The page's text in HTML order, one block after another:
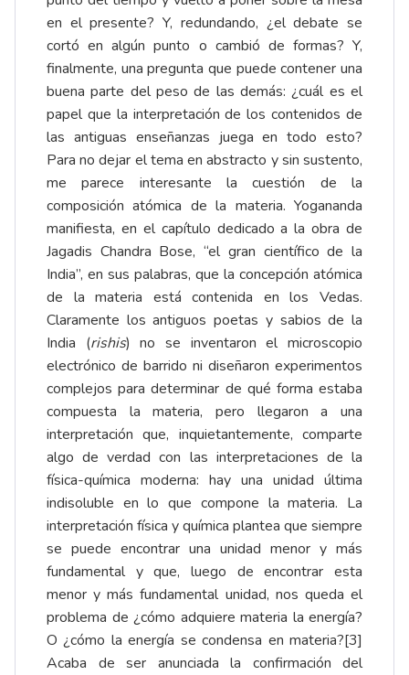
en el presente? Y, redundando, ¿el debate se
cortó en algún punto o cambió de formas? Y,
finalmente, una pregunta que puede contener una
buena parte del peso de las demás: ¿cuál es el
papel que la interpretación de los contenidos de
las antiguas enseñanzas juega en todo esto?
Para no dejar el tema en abstracto y sin sustento,
me parece interesante la cuestión de la
composición atómica de la materia. Yogananda
manifiesta, en el capítulo dedicado a la obra de
Jagadis Chandra Bose, “el gran científico de la
India”, en sus palabras, que la concepción atómica
de la materia está contenida en los Vedas.
Claramente los antiguos poetas y sabios de la
India (rishis) no se inventaron el microscopio
electrónico de barrido ni diseñaron experimentos
complejos para determinar de qué forma estaba
compuesta la materia, pero llegaron a una
interpretación que, inquietantemente, comparte
algo de verdad con las interpretaciones de la
física-química moderna: hay una unidad última
indisoluble en lo que compone la materia. La
interpretación física y química plantea que siempre
se puede encontrar una unidad menor y más
fundamental y que, luego de encontrar esta
menor y más fundamental unidad, nos queda el
problema de ¿cómo adquiere materia la energía?
O ¿cómo la energía se condensa en materia?[3]
Acaba de ser anunciada la confirmación del